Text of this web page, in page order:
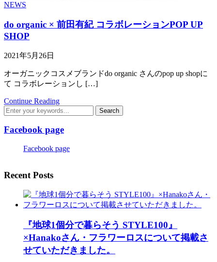
NEWS
do organic × 前田有紀 コラボレーションPOP UP
SHOP
2021年5月26日
オーガニックコスメブランドdo organic さんのpop up shopに
て コラボレーションし […]
Continue Reading
Facebook page
Facebook page
Recent Posts
『地球1個分で暮らそう STYLE100』
×Hanakoさん・フラワーロスについて掲載さ
せていただきました。